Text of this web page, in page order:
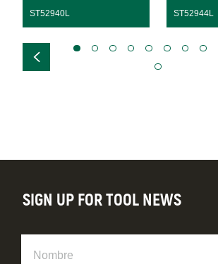
ST52940L ST52944L
SIGN UP FOR TOOL NEWS